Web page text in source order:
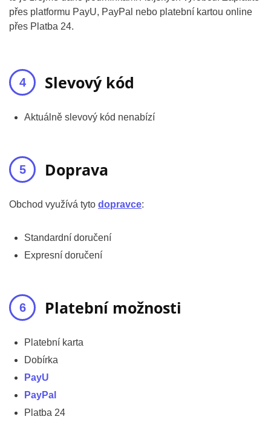
přes platformu PayU, PayPal nebo platební kartou online
přes Platba 24.
Slevový kód
Aktuálně slevový kód nenabízí
Doprava
Obchod využívá tyto dopravce:
Standardní doručení
Expresní doručení
Platební možnosti
Platební karta
Dobírka
PayU
PayPal
Platba 24